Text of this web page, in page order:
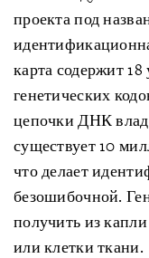
проекта под
карта содержит
генетических
цепочки ДНК
существует 10
что делает
безошибочной.
получить из
или клетки ткани.